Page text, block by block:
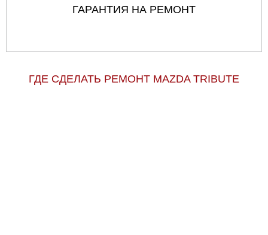
ГАРАНТИЯ НА РЕМОНТ
ГДЕ СДЕЛАТЬ РЕМОНТ MAZDA TRIBUTE